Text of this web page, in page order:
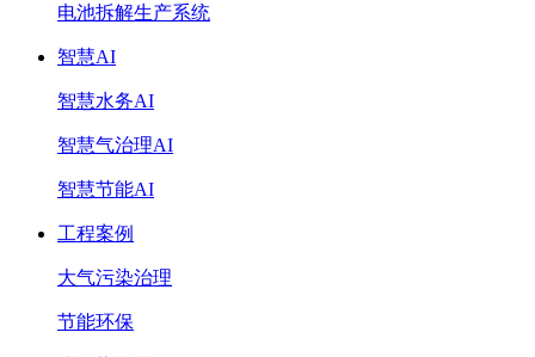
电池拆解生产系统
智慧AI
智慧水务AI
智慧气治理AI
智慧节能AI
工程案例
大气污染治理
节能环保